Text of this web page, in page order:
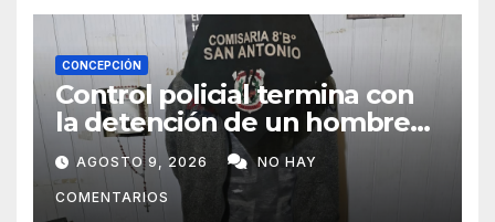
CONCEPCIÓN
Control policial termina con
la detención de un hombre
requerido por la justicia
AGOSTO 9, 2026 NO HAY
COMENTARIOS